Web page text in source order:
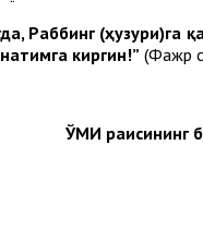
Раббинг (ҳузури)га
киргин!” (Фажр
ЎМИ раисининг